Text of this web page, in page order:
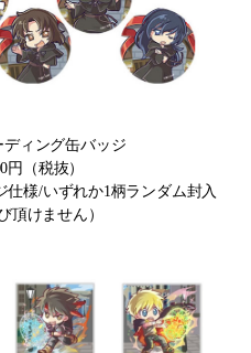
ィング缶バッジ
円（税抜）
様/いずれか1柄ランダム封入
頂けません）